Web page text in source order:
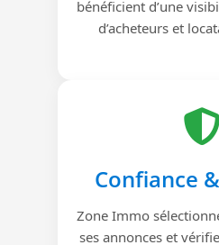
bénéficient d’une
d’acheteurs et
Confiance
Zone Immo
ses annonces et